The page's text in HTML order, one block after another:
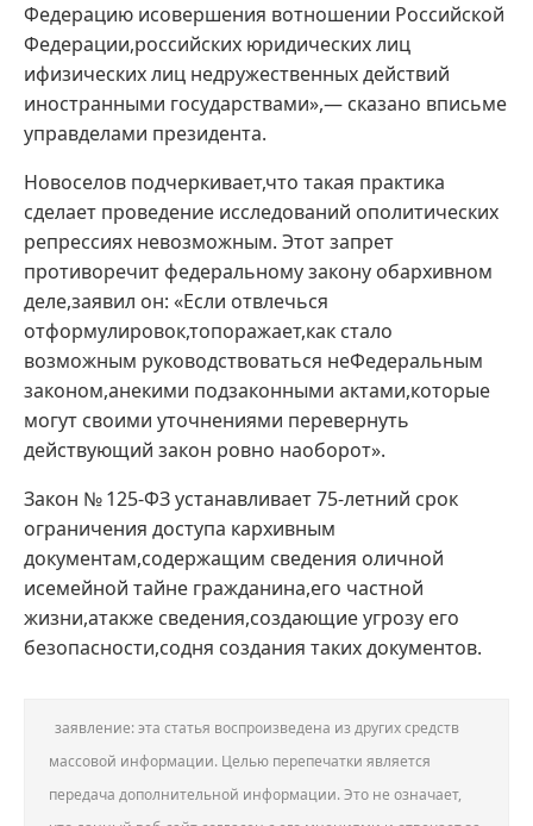
Федерацию исовершения вотношении Российской
Федерации,российских юридических лиц
ифизических лиц недружественных действий
иностранными государствами»,— сказано вписьме
управделами президента.
Новоселов подчеркивает,что такая практика
сделает проведение исследований ополитических
репрессиях невозможным. Этот запрет
противоречит федеральному закону обархивном
деле,заявил он: «Если отвлечься
отформулировок,топоражает,как стало
возможным руководствоваться неФедеральным
законом,анекими подзаконными актами,которые
могут своими уточнениями перевернуть
действующий закон ровно наоборот».
Закон № 125‑ФЗ устанавливает 75‑летний срок
ограничения доступа кархивным
документам,содержащим сведения оличной
исемейной тайне гражданина,его частной
жизни,атакже сведения,создающие угрозу его
безопасности,содня создания таких документов.
заявление: эта статья воспроизведена из других средств
массовой информации. Целью перепечатки является
передача дополнительной информации. Это не означает,